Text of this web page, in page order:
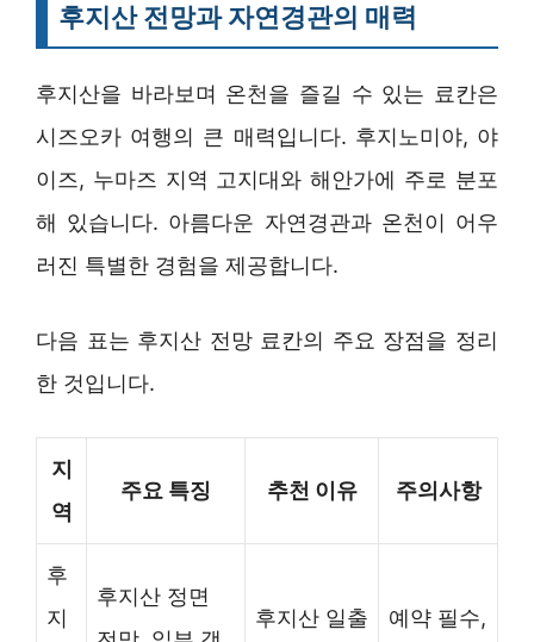
후지산 전망과 자연경관의 매력
후지산을 바라보며 온천을 즐길 수 있는 료칸은
시즈오카 여행의 큰 매력입니다. 후지노미야, 야
이즈, 누마즈 지역 고지대와 해안가에 주로 분포
해 있습니다. 아름다운 자연경관과 온천이 어우
러진 특별한 경험을 제공합니다.
다음 표는 후지산 전망 료칸의 주요 장점을 정리
한 것입니다.
지
역
주요 특징 추천 이유 주의사항
후
지
후지산 정면
후지산 일출
예약 필수,